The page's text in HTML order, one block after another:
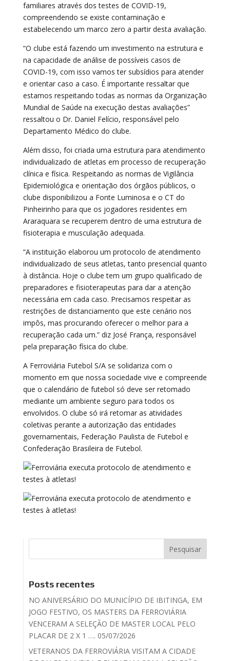
familiares através dos testes de COVID-19,
compreendendo se existe contaminação e
estabelecendo um marco zero a partir desta avaliação.
“O clube está fazendo um investimento na estrutura e
na capacidade de análise de possíveis casos de
COVID-19, com isso vamos ter subsídios para atender
e orientar caso a caso. É importante ressaltar que
estamos respeitando todas as normas da Organização
Mundial de Saúde na execução destas avaliações”
ressaltou o Dr. Daniel Felício, responsável pelo
Departamento Médico do clube.
Além disso, foi criada uma estrutura para atendimento
individualizado de atletas em processo de recuperação
clínica e física. Respeitando as normas de Vigilância
Epidemiológica e orientação dos órgãos públicos, o
clube disponibilizou a Fonte Luminosa e o CT do
Pinheirinho para que os jogadores residentes em
Araraquara se recuperem dentro de uma estrutura de
fisioterapia e musculação adequada.
“A instituição elaborou um protocolo de atendimento
individualizado de seus atletas, tanto presencial quanto
à distância. Hoje o clube tem um grupo qualificado de
preparadores e fisioterapeutas para dar a atenção
necessária em cada caso. Precisamos respeitar as
restrições de distanciamento que este cenário nos
impôs, mas procurando oferecer o melhor para a
recuperação cada um.” diz José França, responsável
pela preparação física do clube.
A Ferroviária Futebol S/A se solidariza com o
momento em que nossa sociedade vive e compreende
que o calendário de futebol só deve ser retomado
mediante um ambiente seguro para todos os
envolvidos. O clube só irá retomar as atividades
coletivas perante a autorização das entidades
governamentais, Federação Paulista de Futebol e
Confederação Brasileira de Futebol.
Posts recentes
NO ANIVERSÁRIO DO MUNICÍPIO DE IBITINGA, EM
JOGO FESTIVO, OS MASTERS DA FERROVIÁRIA
VENCERAM A SELEÇÃO DE MASTER LOCAL PELO
PLACAR DE 2 X 1 …. 05/07/2026
VETERANOS DA FERROVIÁRIA VISITAM A CIDADE